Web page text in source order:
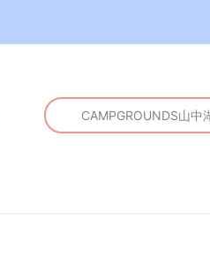
CAMPGROUNDS山